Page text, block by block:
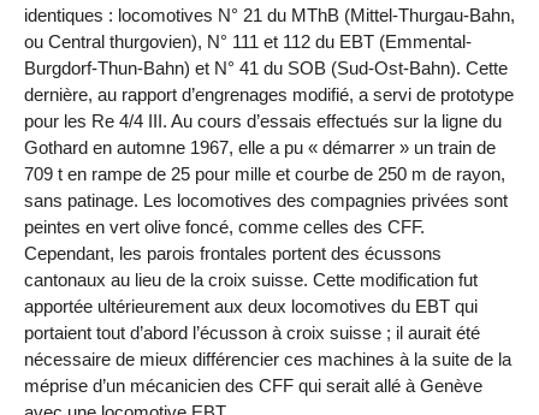
identiques : locomotives N° 21 du MThB (Mittel-Thurgau-Bahn,
ou Central thurgovien), N° 111 et 112 du EBT (Emmental-
Burgdorf-Thun-Bahn) et N° 41 du SOB (Sud-Ost-Bahn). Cette
dernière, au rapport d’engrenages modifié, a servi de prototype
pour les Re 4/4 III. Au cours d’essais effectués sur la ligne du
Gothard en automne 1967, elle a pu « démarrer » un train de
709 t en rampe de 25 pour mille et courbe de 250 m de rayon,
sans patinage. Les locomotives des compagnies privées sont
peintes en vert olive foncé, comme celles des CFF.
Cependant, les parois frontales portent des écussons
cantonaux au lieu de la croix suisse. Cette modification fut
apportée ultérieurement aux deux locomotives du EBT qui
portaient tout d’abord l’écusson à croix suisse ; il aurait été
nécessaire de mieux différencier ces machines à la suite de la
méprise d’un mécanicien des CFF qui serait allé à Genève